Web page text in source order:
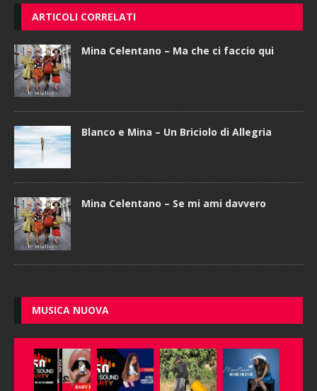
ARTICOLI CORRELATI
Mina Celentano – Ma che ci faccio qui
Blanco e Mina – Un Briciolo di Allegria
Mina Celentano – Se mi ami davvero
MUSICA NUOVA